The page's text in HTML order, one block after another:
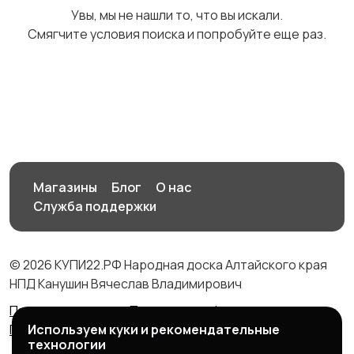
Шкафы и комоды
Увы, мы не нашли то, что вы искали.
Смягчите условия поиска и попробуйте еще раз.
Магазины Блог
О нас
Служба поддержки
© 2026 КУПИ22.РФ Народная доска Алтайского края
НПД Канушин Вячеслав Владимирович
Правила сервиса
Политика конфиденциальности
Политика использования cookie
Используем куки и рекомендательные
технологии